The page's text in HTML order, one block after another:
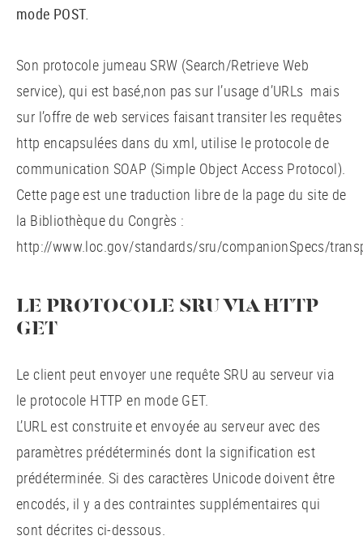
mode POST.
Son protocole jumeau SRW (Search/Retrieve Web
service), qui est basé,non pas sur l’usage d’URLs mais
sur l’offre de web services faisant transiter les requêtes
http encapsulées dans du xml, utilise le protocole de
communication SOAP (Simple Object Access Protocol).
Cette page est une traduction libre de la page du site de
la Bibliothèque du Congrès :
http://www.loc.gov/standards/sru/companionSpecs/
LE PROTOCOLE SRU VIA HTTP
GET
Le client peut envoyer une requête SRU au serveur via
le protocole HTTP en mode GET.
L’URL est construite et envoyée au serveur avec des
paramètres prédéterminés dont la signification est
prédéterminée. Si des caractères Unicode doivent être
encodés, il y a des contraintes supplémentaires qui
sont décrites ci-dessous.